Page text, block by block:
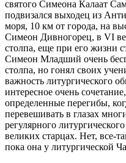
святого Симеона Калаат
подвизался выходец из
моря, 10 км от города, на
Симеон Дивногорец, в VI
столпа, еще при его жизни
Симеон Младший очень
столпа, но гонял своих
важность литургического
интересное очень
определенные перегибы,
перевешивать в глазах
регулярного
великих старцах. Нет, все-
пока она у литургической